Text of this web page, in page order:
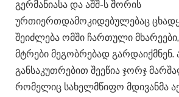
გერმანიასა და აშშ-ს შორის
ურთიერთდამოკიდებულებაც
შეიძლება ომში ჩართული
მტრები მეგობრებად გარდაიქმნენ.
განსაკუთრებით შეეწია ჯორჯ
რომელიც სახელმწიფო მდივანმა